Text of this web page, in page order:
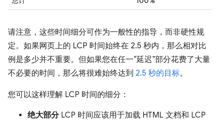
请注意，这些时间细分可作为一般性的指导，而非硬性规
定。如果网页上的 LCP 时间始终在 2.5 秒内，那么相对比
例是多少并不重要。但如果您在任一“延迟”部分花费了大量
不必要的时间，那么将很难始终达到 2.5 秒的目标。
您可以这样理解 LCP 时间的细分：
绝大部分LCP 时间应该用于加载 HTML 文档和 LCP